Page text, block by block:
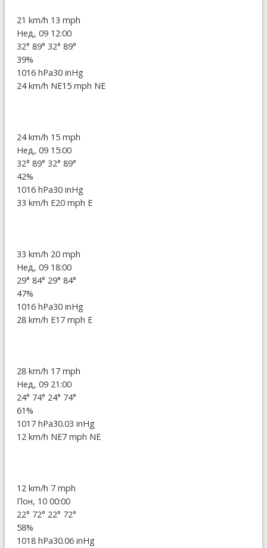
21 km/h 13 mph
Нед, 09 12:00
32° 89° 32° 89°
39%
1016 hPa30 inHg
24 km/h NE15 mph NE
24 km/h 15 mph
Нед, 09 15:00
32° 89° 32° 89°
42%
1016 hPa30 inHg
33 km/h E20 mph E
33 km/h 20 mph
Нед, 09 18:00
29° 84° 29° 84°
47%
1016 hPa30 inHg
28 km/h E17 mph E
28 km/h 17 mph
Нед, 09 21:00
24° 74° 24° 74°
61%
1017 hPa30.03 inHg
12 km/h NE7 mph NE
12 km/h 7 mph
Пон, 10 00:00
22° 72° 22° 72°
58%
1018 hPa30.06 inHg